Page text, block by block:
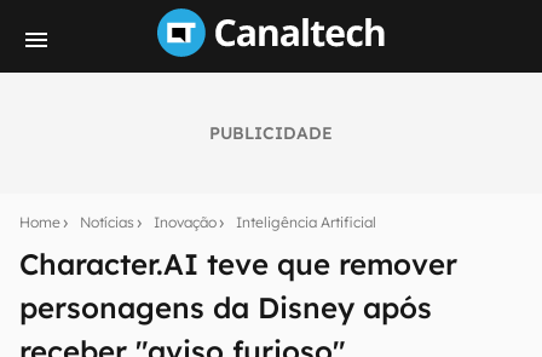
PUBLICIDADE
Home Notícias Inovação Inteligência Artificial
Character.AI teve que remover
personagens da Disney após
notícias e reviews sobre tecnologia em primeira
E-mail